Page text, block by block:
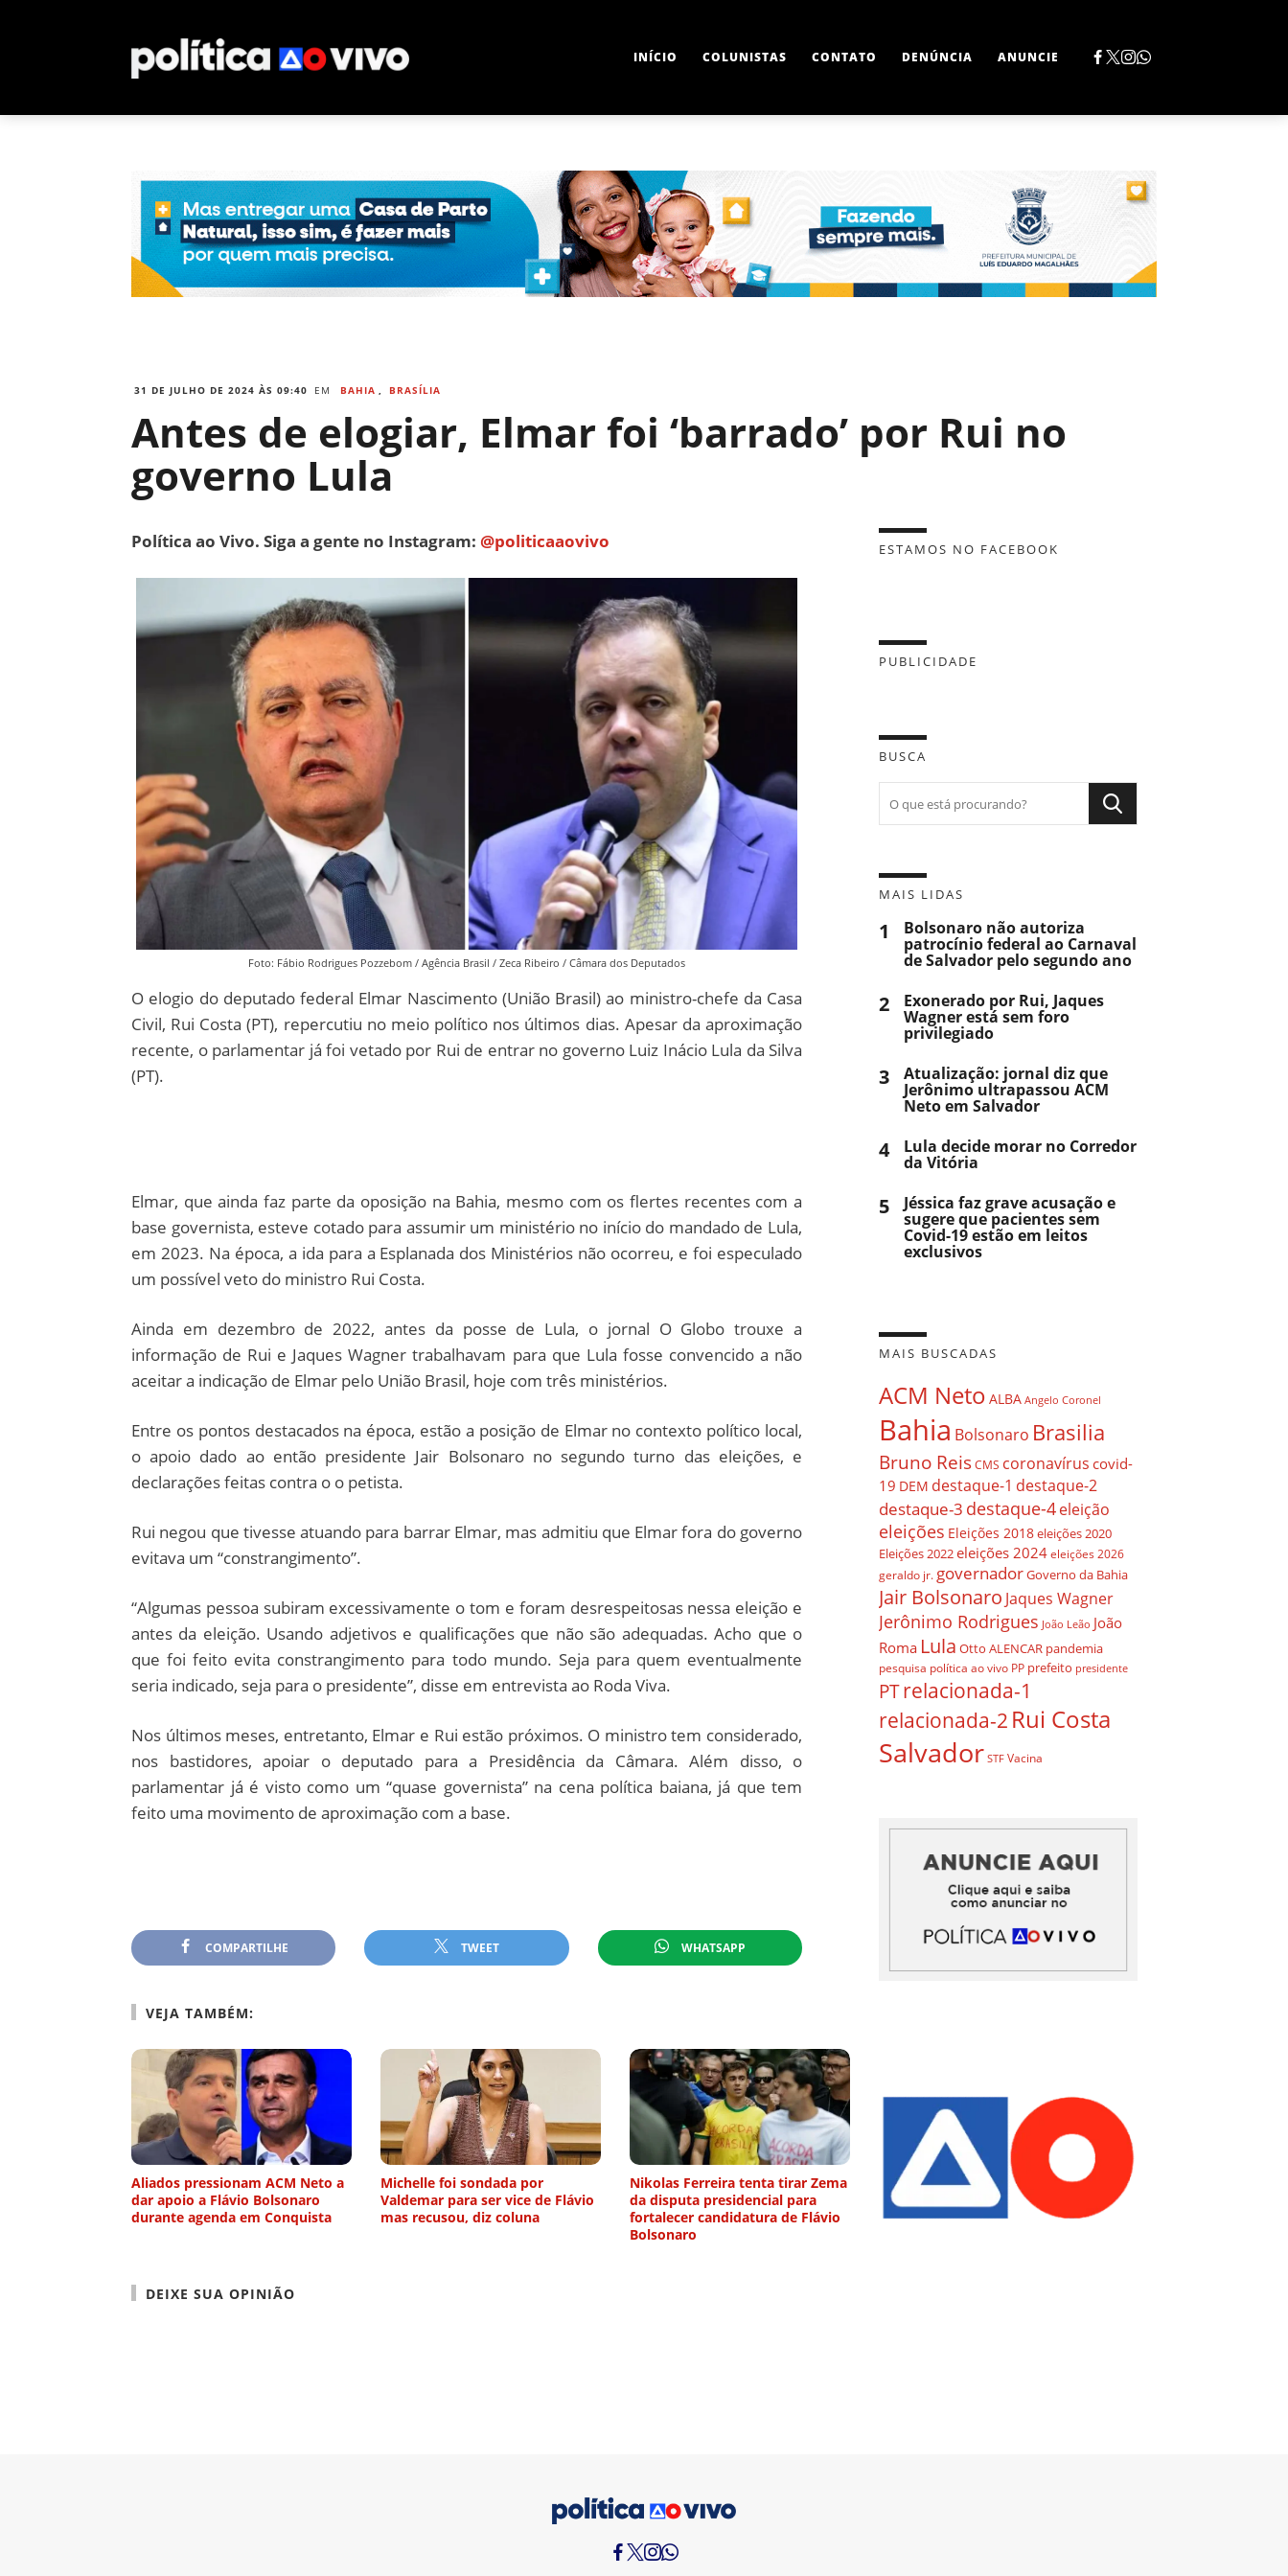
INÍCIO COLUNISTAS CONTATO DENÚNCIA ANUNCIE
31 DE JULHO DE 2024 ÀS 09:40 EM BAHIA , BRASÍLIA
Antes de elogiar, Elmar foi ‘barrado’ por Rui no
governo Lula
Política ao Vivo. Siga a gente no Instagram: @politicaaovivo
Foto: Fábio Rodrigues Pozzebom / Agência Brasil / Zeca Ribeiro / Câmara dos Deputados
O elogio do deputado federal Elmar Nascimento (União Brasil) ao ministro-chefe da Casa
Civil, Rui Costa (PT), repercutiu no meio político nos últimos dias. Apesar da aproximação
recente, o parlamentar já foi vetado por Rui de entrar no governo Luiz Inácio Lula da Silva
(PT).
Elmar, que ainda faz parte da oposição na Bahia, mesmo com os flertes recentes com a
base governista, esteve cotado para assumir um ministério no início do mandado de Lula,
em 2023. Na época, a ida para a Esplanada dos Ministérios não ocorreu, e foi especulado
um possível veto do ministro Rui Costa.
Ainda em dezembro de 2022, antes da posse de Lula, o jornal O Globo trouxe a
informação de Rui e Jaques Wagner trabalhavam para que Lula fosse convencido a não
aceitar a indicação de Elmar pelo União Brasil, hoje com três ministérios.
Entre os pontos destacados na época, estão a posição de Elmar no contexto político local,
o apoio dado ao então presidente Jair Bolsonaro no segundo turno das eleições, e
declarações feitas contra o o petista.
Rui negou que tivesse atuando para barrar Elmar, mas admitiu que Elmar fora do governo
evitava um “constrangimento”.
“Algumas pessoa subiram excessivamente o tom e foram desrespeitosas nessa eleição e
antes da eleição. Usando adjetivos e qualificações que não são adequadas. Acho que o
que foi feito evita constrangimento para todo mundo. Seja para quem eventualmente
seria indicado, seja para o presidente”, disse em entrevista ao Roda Viva.
Nos últimos meses, entretanto, Elmar e Rui estão próximos. O ministro tem considerado,
nos bastidores, apoiar o deputado para a Presidência da Câmara. Além disso, o
parlamentar já é visto como um “quase governista” na cena política baiana, já que tem
feito uma movimento de aproximação com a base.
COMPARTILHE TWEET WHATSAPP
VEJA TAMBÉM:
Aliados pressionam ACM Neto a
dar apoio a Flávio Bolsonaro
durante agenda em Conquista
Michelle foi sondada por
Valdemar para ser vice de Flávio
mas recusou, diz coluna
Nikolas Ferreira tenta tirar Zema
da disputa presidencial para
fortalecer candidatura de Flávio
Bolsonaro
DEIXE SUA OPINIÃO
ESTAMOS NO FACEBOOK
PUBLICIDADE
BUSCA
MAIS LIDAS
1 Bolsonaro não autoriza
patrocínio federal ao Carnaval
de Salvador pelo segundo ano
2 Exonerado por Rui, Jaques
Wagner está sem foro
privilegiado
3 Atualização: jornal diz que
Jerônimo ultrapassou ACM
Neto em Salvador
4 Lula decide morar no Corredor
da Vitória
5 Jéssica faz grave acusação e
sugere que pacientes sem
Covid-19 estão em leitos
exclusivos
MAIS BUSCADAS
ACM Neto ALBA Angelo Coronel
Bahia Bolsonaro Brasilia
Bruno ReisCMS coronavírus covid-
19 DEM destaque-1 destaque-2
destaque-3 destaque-4eleição
eleições Eleições 2018eleições 2020
Eleições 2022eleições 2024 eleições 2026
geraldo jr. governadorGoverno da Bahia
Jair Bolsonaro Jaques Wagner
Jerônimo Rodrigues João Leão João
Roma Lula Otto ALENCAR pandemia
pesquisa política ao vivo PP prefeito presidente
PTrelacionada-1
relacionada-2 Rui Costa
Salvador STF Vacina